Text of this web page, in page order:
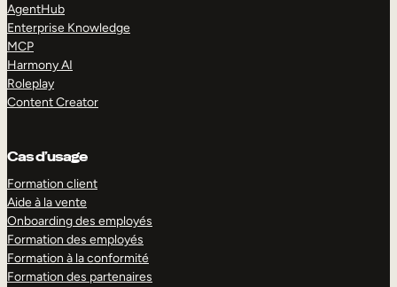
AgentHub
Enterprise Knowledge
MCP
Harmony AI
Roleplay
Content Creator
Cas d’usage
Formation client
Aide à la vente
Onboarding des employés
Formation des employés
Formation à la conformité
Formation des partenaires